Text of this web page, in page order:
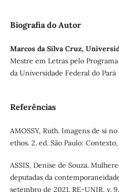
Biografia do Autor
Marcos da Silva Cruz,
Mestre em Letras pelo
da Universidade Federal do Pará
Referências
AMOSSY, Ruth. Imagens de si
ethos. 2. ed. São Paulo: Contexto,
ASSIS, Denise de Souza.
deputadas da
setembro de 2021. RE-UNIR, v.